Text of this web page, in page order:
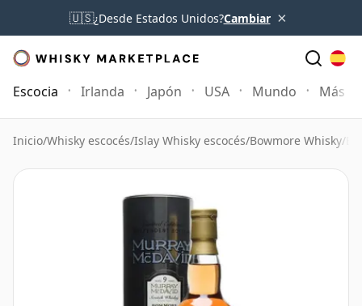
🇺🇸¿Desde Estados Unidos?Cambiar ×
Escocia Irlanda Japón USA Mundo Más
Inicio/Whisky escocés/Islay Whisky escocés/Bowmore Whisky/